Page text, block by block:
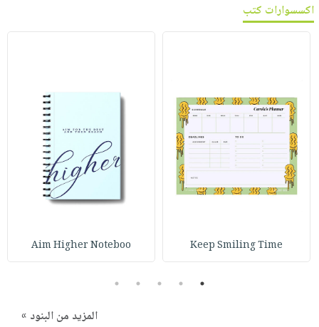
اكسسوارات كتب
Keep Smiling Time
Aim Higher Noteboo
1
2
3
4
5
المزيد من البنود »